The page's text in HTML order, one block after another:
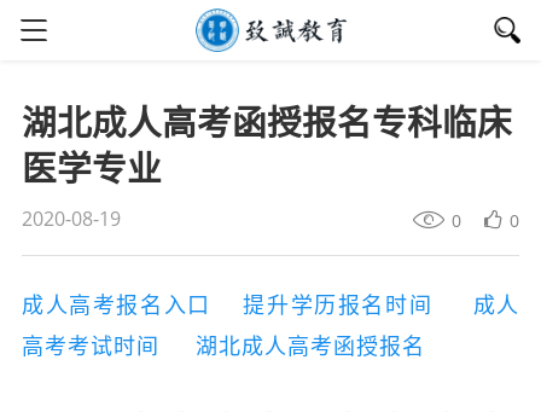
湖北成人高考函授报名专科临床
医学专业
2020-08-19 0 0
成人高考报名入口 提升学历报名时间
成人
高考考试时间
湖北成人高考函授报名